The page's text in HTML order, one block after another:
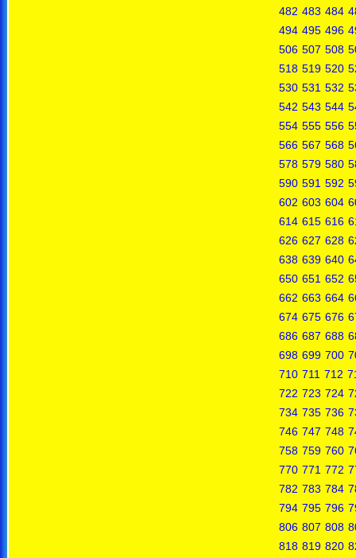
482 483 484
494 495 496
506 507 508
518 519 520
530 531 532
542 543 544
554 555 556
566 567 568
578 579 580
590 591 592
602 603 604
614 615 616
626 627 628
638 639 640
650 651 652
662 663 664
674 675 676
686 687 688
698 699 700
710 711 712
722 723 724
734 735 736
746 747 748
758 759 760
770 771 772
782 783 784
794 795 796
806 807 808
818 819 820